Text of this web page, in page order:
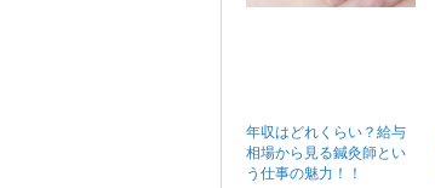
年収はどれくらい？給与
相場から見る鍼灸師とい
う仕事の魅力！！